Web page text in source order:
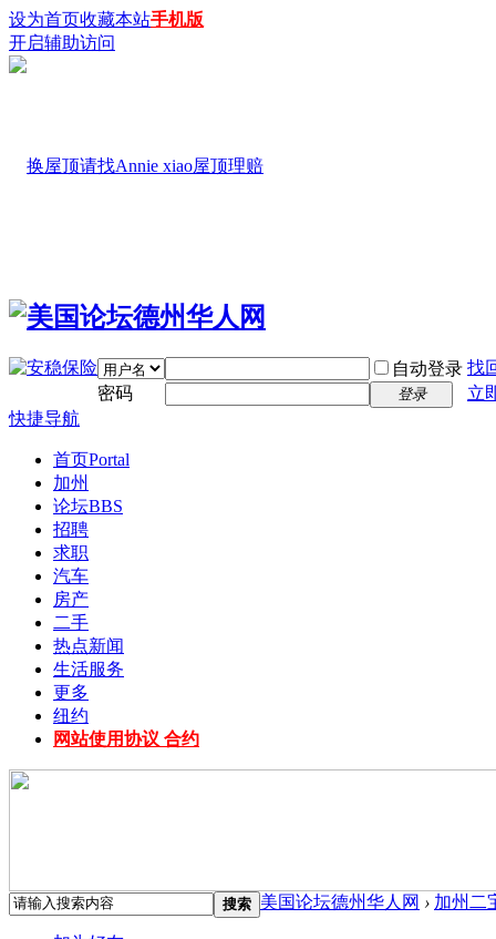
设为首页收藏本站手机版
开启辅助访问
自动登录 找
密码
登录
立
快捷导航
首页Portal
加州
论坛BBS
招聘
求职
汽车
房产
二手
热点新闻
生活服务
更多
纽约
网站使用协议 合约
搜索 美国论坛德州华人网 › 加州二